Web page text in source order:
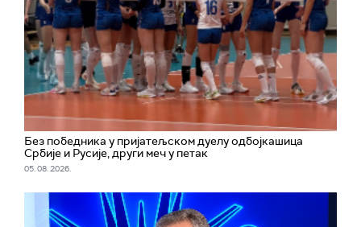
Без победника у пријатељском дуелу одбојкашица
Србије и Русије, други меч у петак
05. 08. 2026.